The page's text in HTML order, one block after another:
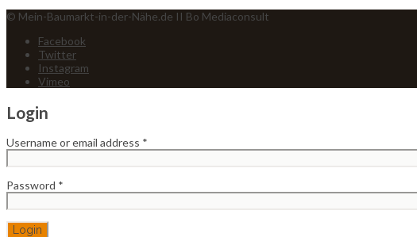
© Mein-Baumarkt-in-der-Nähe.de II Bo Mediaconsult
Facebook
Twitter
Instagram
Vimeo
Login
Username or email address *
Password *